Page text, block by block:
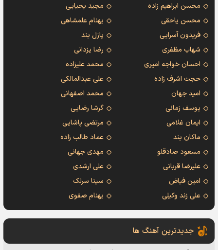
محسن ابراهیم زاده
مجید یحیایی
محسن یاحقی
بهنام علمشاهی
فریدون آسرایی
پازل بند
شهاب مظفری
رضا یزدانی
احسان خواجه امیری
محمد علیزاده
حجت اشرف زاده
علی عبدالمالکی
امید جهان
محمد اصفهانی
یوسف زمانی
گرشا رضایی
ایمان غلامی
مرتضی پاشایی
ماکان بند
عماد طالب زاده
مسعود صادقلو
مهدی جهانی
علیرضا قربانی
علی ارشدی
امین فیاض
سینا سرلک
علی زند وکیلی
بهنام صفوی
جدیدترین آهنگ ها